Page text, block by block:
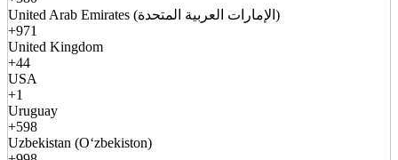
United Arab Emirates (الإمارات العربية المتحدة)
+971
United Kingdom
+44
USA
+1
Uruguay
+598
Uzbekistan (Oʻzbekiston)